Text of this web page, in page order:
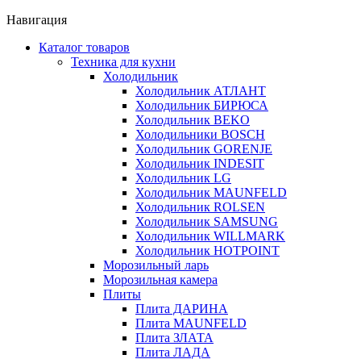
Навигация
Каталог товаров
Техника для кухни
Холодильник
Холодильник АТЛАНТ
Холодильник БИРЮСА
Холодильник BEKO
Холодильники BOSCH
Холодильник GORENJE
Холодильник INDESIT
Холодильник LG
Холодильник MAUNFELD
Холодильник ROLSEN
Холодильник SAMSUNG
Холодильник WILLMARK
Холодильник HOTPOINT
Морозильный ларь
Морозильная камера
Плиты
Плита ДАРИНА
Плита MAUNFELD
Плита ЗЛАТА
Плита ЛАДА